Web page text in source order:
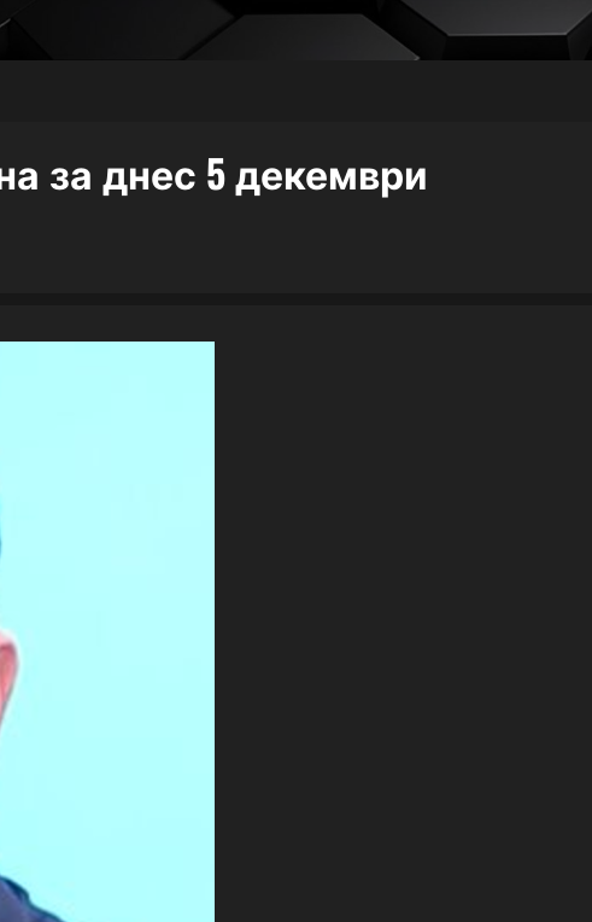
за днес 5 декември